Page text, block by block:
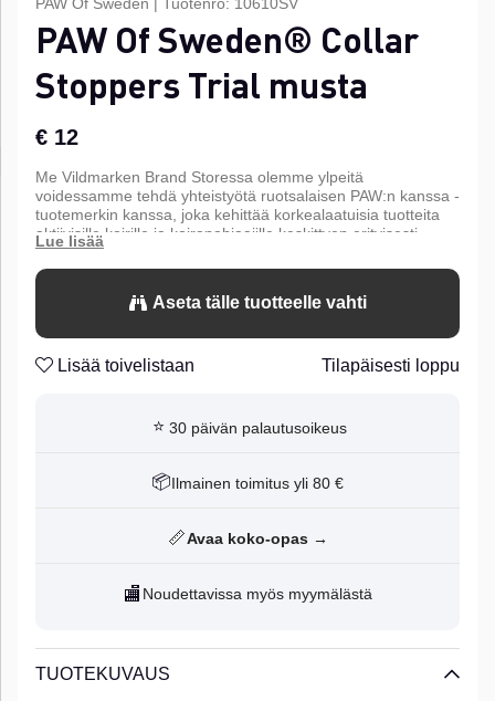
PAW Of Sweden® Collar
Stoppers Trial musta
€ 12
Me Vildmarken Brand Storessa olemme ylpeitä
voidessamme tehdä yhteistyötä ruotsalaisen PAW:n kanssa -
tuotemerkin kanssa, joka kehittää korkealaatuisia tuotteita
aktiivisille koirille ja koiranohjaajille keskittyen erityisesti
metsästykseen, jäljittämiseen ja koulutukseen.
Aseta tälle tuotteelle vahti
Lisää toivelistaan Tilapäisesti loppu
⭐ 30 päivän palautusoikeus
📦 Ilmainen toimitus yli 80 €
📏Avaa koko-opas →
🏬 Noudettavissa myös myymälästä
TUOTEKUVAUS